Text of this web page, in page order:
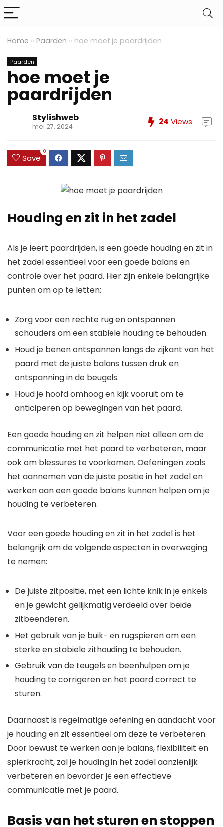
Home » Paarden » hoe moet je paardrijden
Paarden
hoe moet je
paardrijden
Stylishweb
mei 27, 2024 24 Views
Save
0
Houding en zit in het zadel
Als je leert paardrijden, is een goede houding en zit in
het zadel essentieel voor een goede balans en
controle over het paard. Hier zijn enkele belangrijke
punten om op te letten:
Zorg voor een rechte rug en ontspannen
schouders om een ​​stabiele houding te behouden.
Houd je benen ontspannen langs de zijkant van het
paard met de juiste balans tussen druk en
ontspanning in de beugels.
Houd je hoofd omhoog en kijk vooruit om te
anticiperen op bewegingen van het paard.
Een goede houding en zit helpen niet alleen om de
communicatie met het paard te verbeteren, maar
ook om blessures te voorkomen. Oefeningen zoals
het aannemen van de juiste positie in het zadel en
werken aan een goede balans kunnen helpen om je
houding te verbeteren.
Voor een goede houding en zit in het zadel is het
belangrijk om de volgende aspecten in overweging
te nemen:
De juiste zitpositie, met een lichte knik in je enkels
en je gewicht gelijkmatig verdeeld over beide
zitbeenderen.
Het gebruik van je buik- en rugspieren om een
sterke en stabiele zithouding te behouden.
Gebruik van de teugels en beenhulpen om je
houding te corrigeren en het paard correct te
sturen.
Daarnaast is regelmatige oefening en aandacht voor
je houding en zit essentieel om deze te verbeteren.
Door bewust te werken aan je balans, flexibiliteit en
spierkracht, zal je houding in het zadel aanzienlijk
verbeteren en bevorder je een effectieve
communicatie met je paard.
Basis van het sturen en stoppen